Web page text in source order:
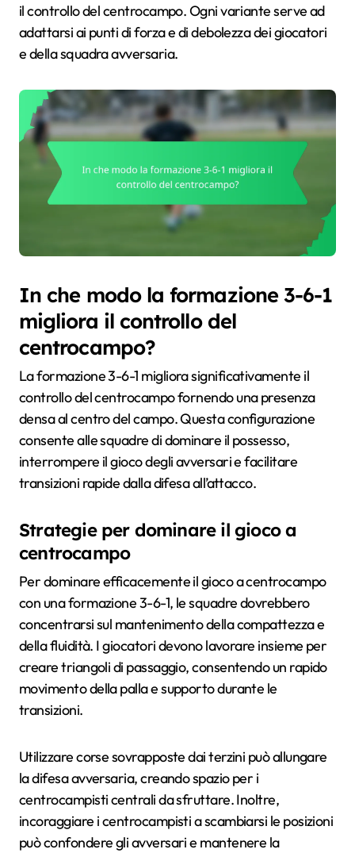
il controllo del centrocampo. Ogni variante serve ad
adattarsi ai punti di forza e di debolezza dei giocatori
e della squadra avversaria.
In che modo la formazione 3-6-1
migliora il controllo del
centrocampo?
La formazione 3-6-1 migliora significativamente il
controllo del centrocampo fornendo una presenza
densa al centro del campo. Questa configurazione
consente alle squadre di dominare il possesso,
interrompere il gioco degli avversari e facilitare
transizioni rapide dalla difesa all’attacco.
Strategie per dominare il gioco a
centrocampo
Per dominare efficacemente il gioco a centrocampo
con una formazione 3-6-1, le squadre dovrebbero
concentrarsi sul mantenimento della compattezza e
della fluidità. I giocatori devono lavorare insieme per
creare triangoli di passaggio, consentendo un rapido
movimento della palla e supporto durante le
transizioni.
Utilizzare corse sovrapposte dai terzini può allungare
la difesa avversaria, creando spazio per i
centrocampisti centrali da sfruttare. Inoltre,
incoraggiare i centrocampisti a scambiarsi le posizioni
può confondere gli avversari e mantenere la